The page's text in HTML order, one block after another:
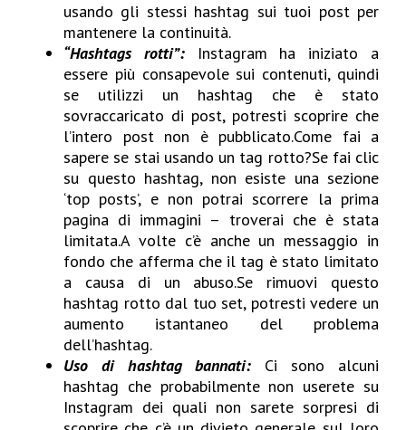
usando gli stessi hashtag sui tuoi post per
mantenere la continuità.
“Hashtags rotti”:
Instagram ha iniziato a
essere più consapevole sui contenuti, quindi
se utilizzi un hashtag che è stato
sovraccaricato di post, potresti scoprire che
l’intero post non è pubblicato.Come fai a
sapere se stai usando un tag rotto?Se fai clic
su questo hashtag, non esiste una sezione
‘top posts’, e non potrai scorrere la prima
pagina di immagini – troverai che è stata
limitata.A volte c’è anche un messaggio in
fondo che afferma che il tag è stato limitato
a causa di un abuso.Se rimuovi questo
hashtag rotto dal tuo set, potresti vedere un
aumento istantaneo del problema
dell’hashtag.
Uso di hashtag bannati: Ci sono alcuni
hashtag che probabilmente non userete su
Instagram dei quali non sarete sorpresi di